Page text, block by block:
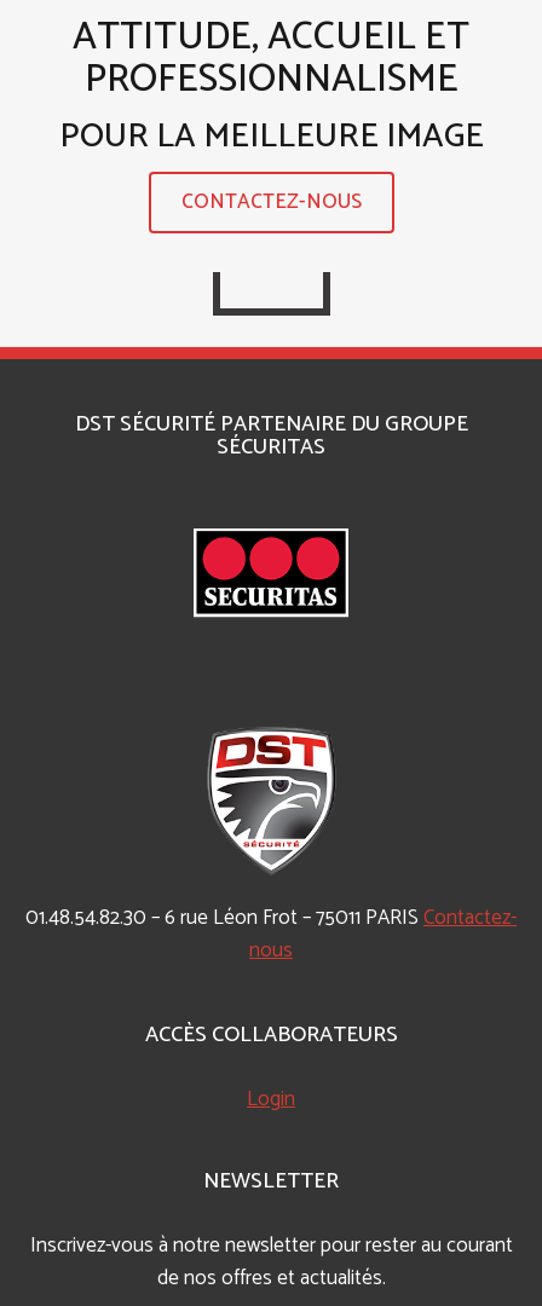
ATTITUDE, ACCUEIL ET
PROFESSIONNALISME
POUR LA MEILLEURE IMAGE
CONTACTEZ-NOUS
DST SÉCURITÉ PARTENAIRE DU GROUPE
SÉCURITAS
01.48.54.82.30 – 6 rue Léon Frot – 75011 PARISContactez-
nous
ACCÈS COLLABORATEURS
Login
NEWSLETTER
Inscrivez-vous à notre newsletter pour rester au courant
de nos offres et actualités.